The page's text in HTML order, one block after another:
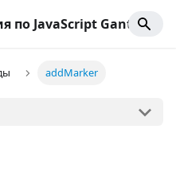
по JavaScript Gantt
addMarker